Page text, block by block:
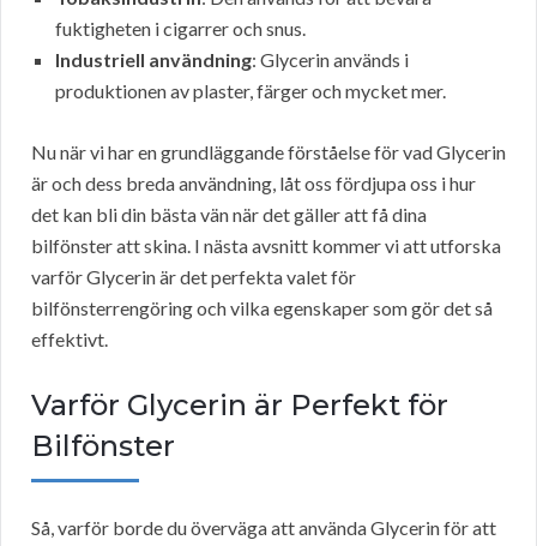
fuktigheten i cigarrer och snus.
Industriell användning: Glycerin används i
produktionen av plaster, färger och mycket mer.
Nu när vi har en grundläggande förståelse för vad Glycerin
är och dess breda användning, låt oss fördjupa oss i hur
det kan bli din bästa vän när det gäller att få dina
bilfönster att skina. I nästa avsnitt kommer vi att utforska
varför Glycerin är det perfekta valet för
bilfönsterrengöring och vilka egenskaper som gör det så
effektivt.
Varför Glycerin är Perfekt för
Bilfönster
Så, varför borde du överväga att använda Glycerin för att